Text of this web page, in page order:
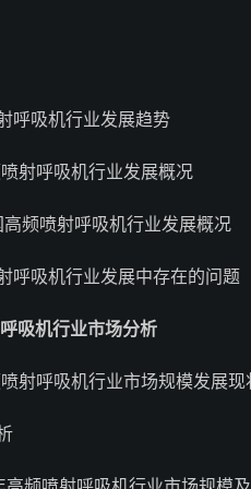
呼吸机行业发展趋势
射呼吸机行业发展概况
频喷射呼吸机行业发展概况
呼吸机行业发展中存在的问题
吸机行业市场分析
射呼吸机行业市场规模发展现